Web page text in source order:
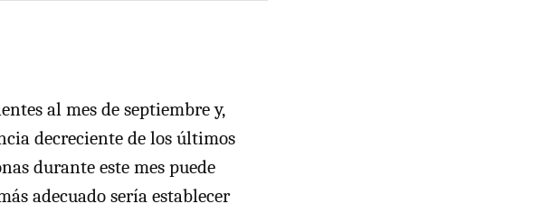
al mes de septiembre y,
decreciente de los últimos
durante este mes puede
adecuado sería establecer